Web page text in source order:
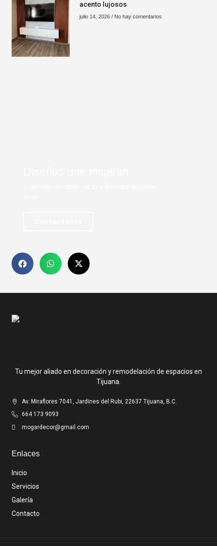
acento lujosos
julio 14, 2026 No hay comentarios
Tu mejor aliado en decoración y remodelación de espacios en
Tijuana.
Av. Miraflores 7041, Jardines del Rubi, 22637 Tijuana, B.C.
664 173 9093
mogardecor@gmail.com
Enlaces
Inicio
Servicios
Galería
Contacto